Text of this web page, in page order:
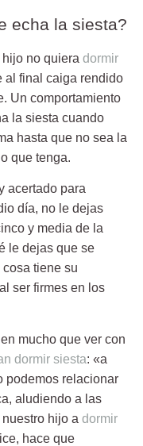
echa la siesta?
hijo no quiera dormir
al final caiga rendido
Un comportamiento
la siesta cuando
hasta que no sea la
que tenga.
acertado para
día, no le dejas
y media de la
le dejas que se
tiene su
ser firmes en los
mucho que ver con
dormir siesta: «a
podemos relacionar
aludiendo a las
hijo a dormir
hace que